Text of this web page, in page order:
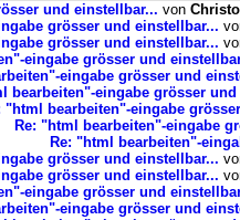
und einstellbar... von
grösser und einstellbar...
grösser und einstellbar...
eingabe grösser und
eingabe grösser und
bearbeiten"-eingabe grösser
"html bearbeiten"-eingabe
Re: "html bearbeiten"-eingabe
Re: "html bearbeiten"-
grösser und einstellbar...
grösser und einstellbar...
eingabe grösser und
eingabe grösser und